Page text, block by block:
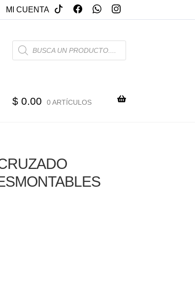
MI CUENTA
PRODUCTS
SEARCH
$0.00 0 ARTÍCULOS